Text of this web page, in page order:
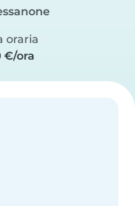
oraria
€/ora